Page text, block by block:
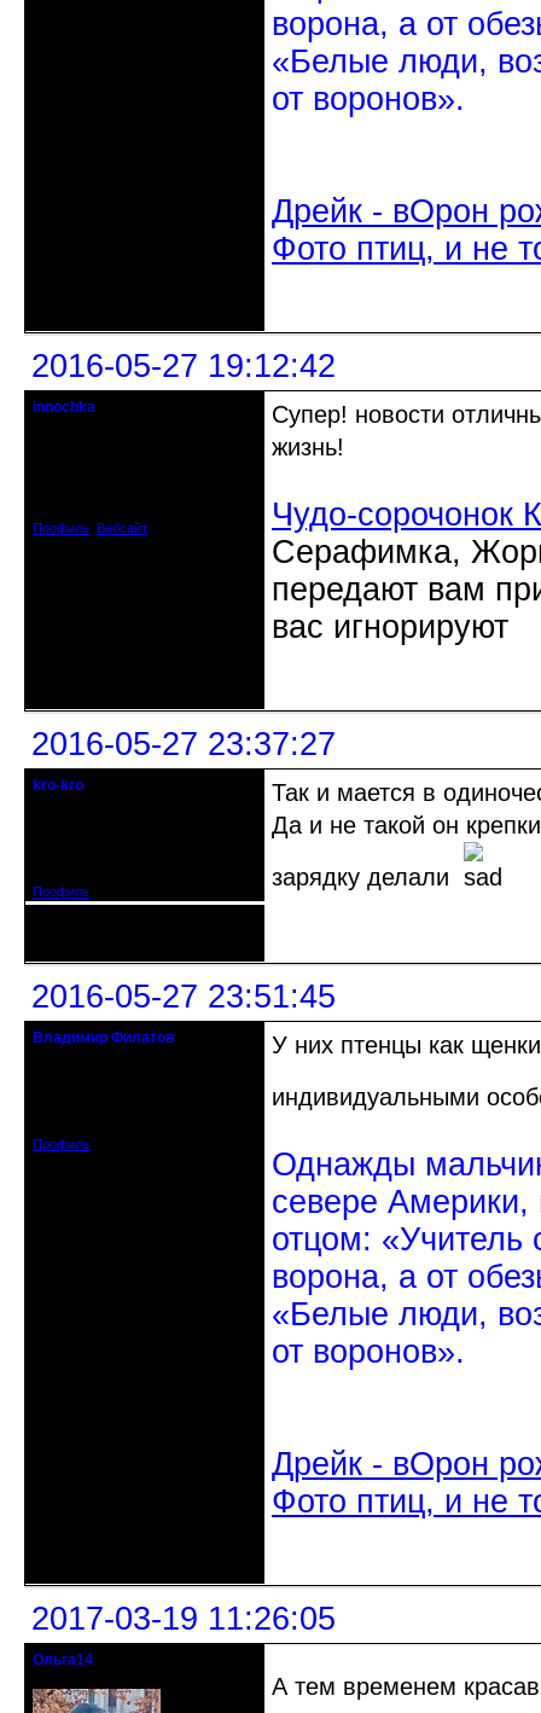
ворона, а от
«Белые люди,
от воронов».
Дрейк - вОрон
Фото птиц, и не
2016-05-27 19:12:42
innochka
Профиль Вебсайт
Супер! новости
жизнь!
Чудо-сорочонок
Серафимка,
передают вам
вас игнорируют
2016-05-27 23:37:27
kro-kro
Профиль
Так и мается в
Да и не такой он
зарядку делали
2016-05-27 23:51:45
Владимир Филатов
Профиль
У них птенцы как
индивидуальными
Однажды
севере
отцом: «Учитель
ворона, а от
«Белые люди,
от воронов».
Дрейк - вОрон
Фото птиц, и не
2017-03-19 11:26:05
Ольга14
А тем временем